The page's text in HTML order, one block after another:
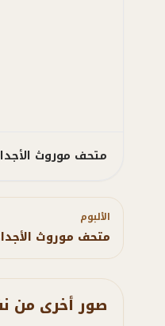
متحف موروث
الألبوم
متحف موروث
صور أخرى من